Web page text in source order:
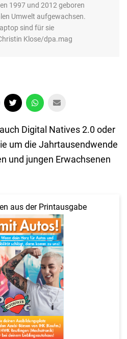
1997 und 2012 geboren
Umwelt aufgewachsen.
sind für sie
Klose/dpa.mag
Digital Natives 2.0 oder
um die Jahrtausendwende
und jungen Erwachsenen
aus der Printausgabe